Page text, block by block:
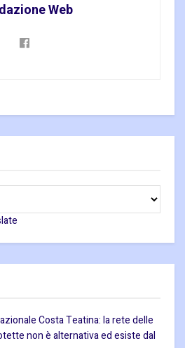
Web
Costa Teatina: la rete delle
non è alternativa ed esiste dal